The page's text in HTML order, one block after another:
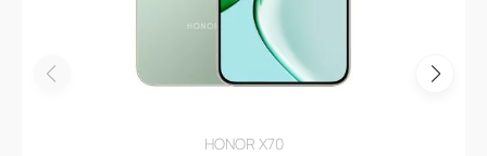
HONOR X70